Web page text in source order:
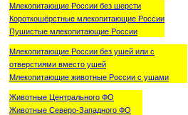
Млекопитающие России без шерсти
Короткошёрстные млекопитающие России
Пушистые млекопитающие России
Млекопитающие России без ушей или с
отверстиями вместо ушей
Млекопитающие животные России с ушами
Животные Центрального ФО
Животные Северо-Западного ФО